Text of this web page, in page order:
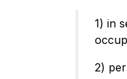
1) in
2)